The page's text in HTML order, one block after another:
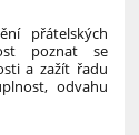
přátelských
poznat se
a zažít řadu
odvahu